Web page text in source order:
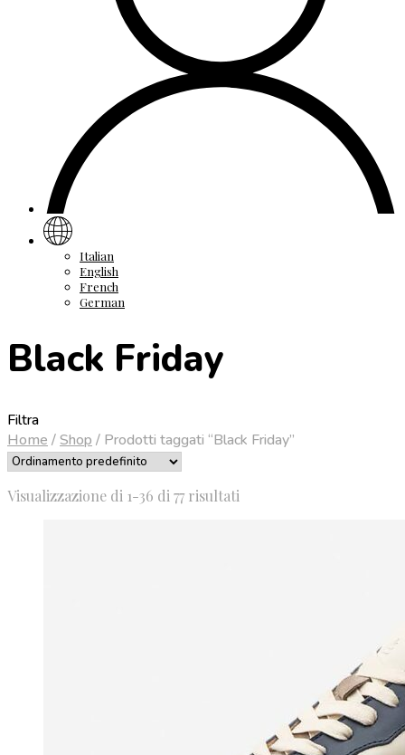
Italian
English
French
German
Black Friday
Filtra
Home /Shop / Prodotti taggati “Black Friday”
Visualizzazione di 1-36 di 77 risultati